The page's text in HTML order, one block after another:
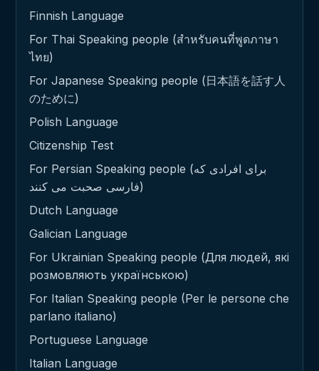
Finnish Language
For Thai Speaking people (สำหรับคนที่พูดภาษา
ไทย)
For Japanese Speaking people (日本語を話す人
のために)
Polish Language
Citizenship Test
For Persian Speaking people (برای افرادی که
فارسی صحبت می کنند)
Dutch Language
Galician Language
For Ukrainian Speaking people (Для людей, які
розмовляють українською)
For Italian Speaking people (Per le persone che
parlano italiano)
Portuguese Language
Italian Language